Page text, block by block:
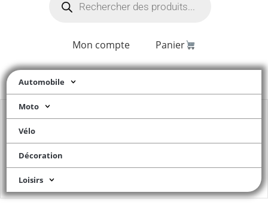
Mon compte Panier
Automobile
Moto
Vélo
Décoration
Loisirs